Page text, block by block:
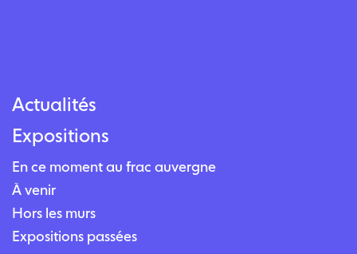
Actualités
Expositions
En ce moment au frac auvergne
À venir
Hors les murs
Expositions passées